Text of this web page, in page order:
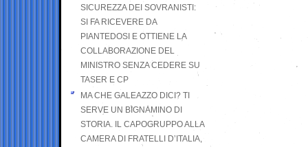
SICUREZZA DEI SOVRANISTI:
SI FA RICEVERE DA
PIANTEDOSI E OTTIENE LA
COLLABORAZIONE DEL
MINISTRO SENZA CEDERE SU
TASER E CP
MA CHE GALEAZZO DICI? TI
SERVE UN BIGNAMINO DI
STORIA. IL CAPOGRUPPO ALLA
CAMERA DI FRATELLI D’ITALIA,